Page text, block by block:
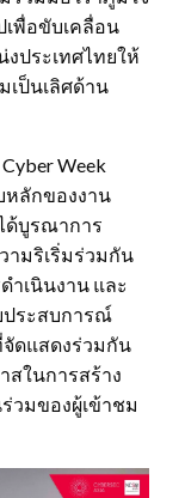
เพื่อขับเคลื่อน
ประเทศไทยให้
เป็นเลิศด้าน
​​Week
หลักของงาน
ด้บูรณาการ
ามริเริ่มร่วมกัน
ำเนินงาน และ
ประสบการณ์
ดแสดงร่วมกัน
สในการสร้าง
วมของผู้เข้าชม